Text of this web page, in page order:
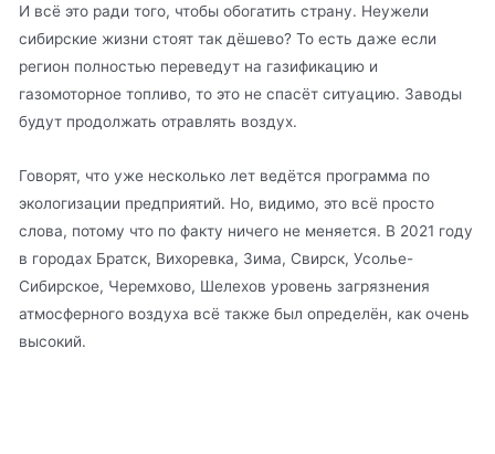
И всё это ради того, чтобы обогатить страну. Неужели
сибирские жизни стоят так дёшево? То есть даже если
регион полностью переведут на газификацию и
газомоторное топливо, то это не спасёт ситуацию. Заводы
будут продолжать отравлять воздух.
Говорят, что уже несколько лет ведётся программа по
экологизации предприятий. Но, видимо, это всё просто
слова, потому что по факту ничего не меняется. В 2021 году
в городах Братск, Вихоревка, Зима, Свирск, Усолье-
Сибирское, Черемхово, Шелехов уровень загрязнения
атмосферного воздуха всё также был определён, как очень
высокий.